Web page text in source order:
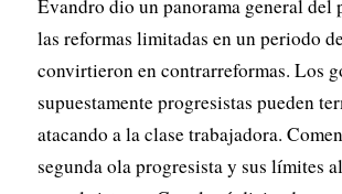
Evandro dio un panorama general del
las reformas limitadas en un periodo
convirtieron en contrarreformas. Los
supuestamente progresistas pueden
atacando a la clase trabajadora.
segunda ola progresista y sus límites